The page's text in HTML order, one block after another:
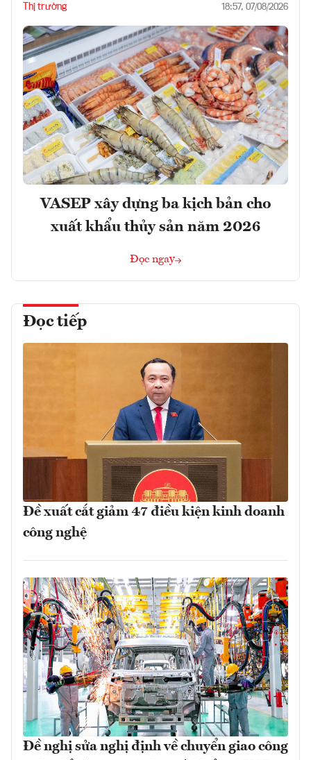
Thị trường 18:57, 07/08/2026
VASEP xây dựng ba kịch bản cho
xuất khẩu thủy sản năm 2026
Đọc ngay
Đọc tiếp
Đề xuất cắt giảm 47 điều kiện kinh doanh
công nghệ
Đề nghị sửa nghị định về chuyển giao công